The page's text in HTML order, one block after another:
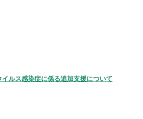
ルス感染症に係る追加支援について